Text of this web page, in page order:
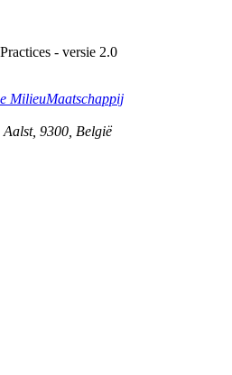
- versie 2.0
MilieuMaatschappij
Aalst, 9300 België